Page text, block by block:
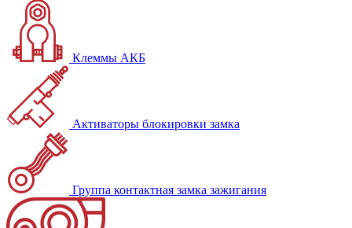
Клеммы АКБ
Активаторы блокировки замка
Группа контактная замка зажигания